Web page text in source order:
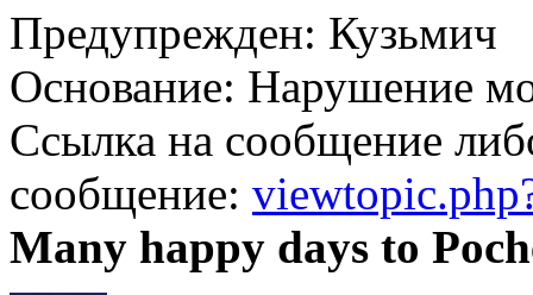
Предупрежден: Кузьмич
Основание: Нарушение
Ссылка на сообщение
сообщение:
Many happy days to